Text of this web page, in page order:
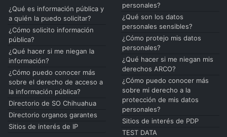
¿Qué es información pública y
a quién la puedo solicitar?
¿Cómo solicito información
pública?
¿Qué hacer si me niegan la
información?
¿Cómo puedo conocer más
sobre el derecho de acceso a
la información pública?
Directorio de SO Chihuahua
Directorio organos garantes
Sitios de interés de IP
personales?
¿Qué son los datos
personales sensibles?
¿Cómo protejo mis datos
personales?
¿Qué hacer si me niegan mis
derechos ARCO?
¿Cómo puedo conocer más
sobre mi derecho a la
protección de mis datos
personales?
Sitios de interés de PDP
TEST DATA